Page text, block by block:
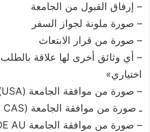
– إرفاق القبول من الجامعة
– صورة ملونة لجواز السفر
– صورة من قرار الابتعاث
– أي وثائق أخرى لها علاقة
اختياري»
– صورة من موافقة الجامعة (USA) ( I-20)
ـ صورة من موافقة الجامعة (UK CAS)
– صورة من موافقة الجامعة COE AU))